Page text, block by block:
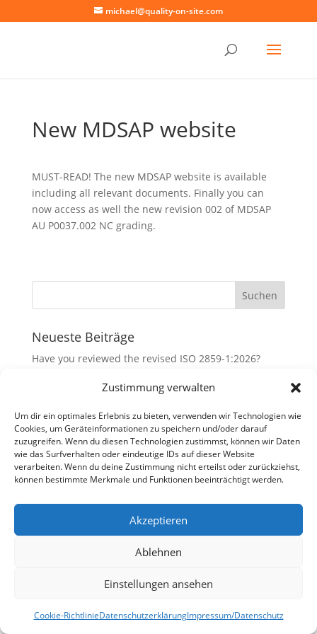
Zustimmung verwalten
Um dir ein optimales Erlebnis zu bieten, verwenden wir Technologien wie
Cookies, um Geräteinformationen zu speichern und/oder darauf
zuzugreifen. Wenn du diesen Technologien zustimmst, können wir Daten
wie das Surfverhalten oder eindeutige IDs auf dieser Website
verarbeiten. Wenn du deine Zustimmung nicht erteilst oder zurückziehst,
können bestimmte Merkmale und Funktionen beeinträchtigt werden.
Akzeptieren
Ablehnen
Einstellungen ansehen
Cookie-RichtlinieDatenschutzerklärungImpressum/Datenschutz
michael@quality-on-site.com
New MDSAP website
MUST-READ! The new MDSAP website is available
including all relevant documents. Finally you can
now access as well the new revision 002 of MDSAP
AU P0037.002 NC grading.
Neueste Beiträge
Have you reviewed the revised ISO 2859-1:2026?
Cost Cutting in Quality Management – ​​A Risky
Celebrating 2025/2026
New trainings available!
New MDSAP website